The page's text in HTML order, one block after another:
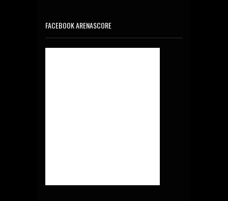
FACEBOOK ARENASCORE